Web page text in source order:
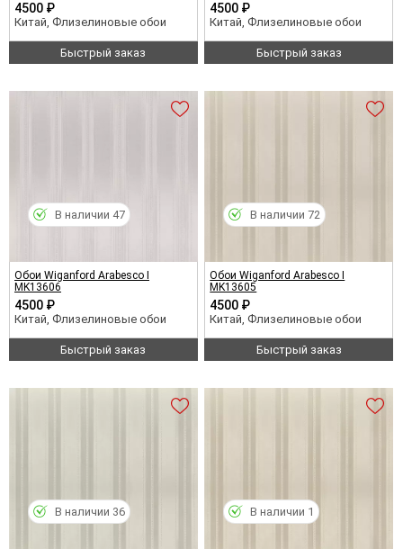
4500 ₽
Китай, Флизелиновые обои
Быстрый заказ
4500 ₽
Китай, Флизелиновые обои
Быстрый заказ
Обои Wiganford Arabesco I
MK13606
4500 ₽
Китай, Флизелиновые обои
Быстрый заказ
В наличии 47
Обои Wiganford Arabesco I
MK13605
4500 ₽
Китай, Флизелиновые обои
Быстрый заказ
В наличии 72
В наличии 36 В наличии 1